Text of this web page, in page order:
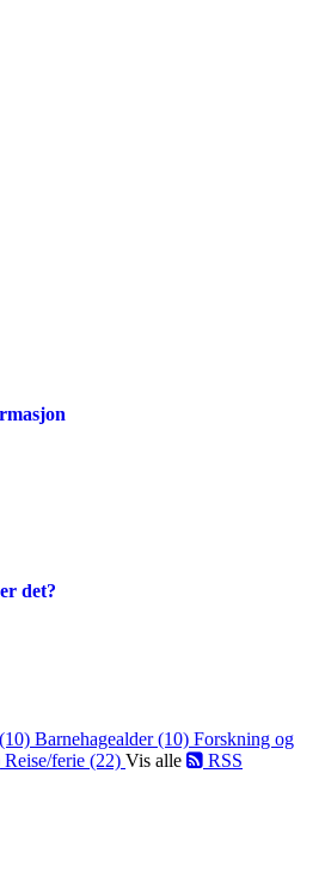
det?
Barnehagealder (10) Forskning og
Reise/ferie (22) Vis alle RSS